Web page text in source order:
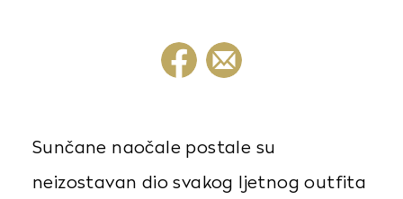
Sunčane naočale postale su
neizostavan dio svakog ljetnog outfita